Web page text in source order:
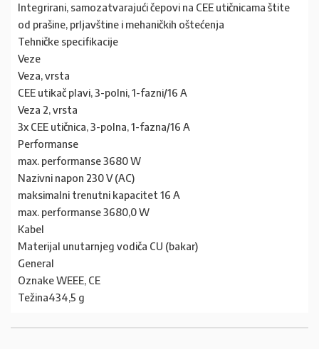
Integrirani, samozatvarajući čepovi na CEE utičnicama štite
od prašine, prljavštine i mehaničkih oštećenja
Tehničke specifikacije
Veze
Veza, vrsta
CEE utikač plavi, 3-polni, 1-fazni/16 A
Veza 2, vrsta
3x CEE utičnica, 3-polna, 1-fazna/16 A
Performanse
max. performanse 3680 W
Nazivni napon 230 V (AC)
maksimalni trenutni kapacitet 16 A
max. performanse 3680,0 W
Kabel
Materijal unutarnjeg vodiča CU (bakar)
General
Oznake WEEE, CE
Težina434,5 g